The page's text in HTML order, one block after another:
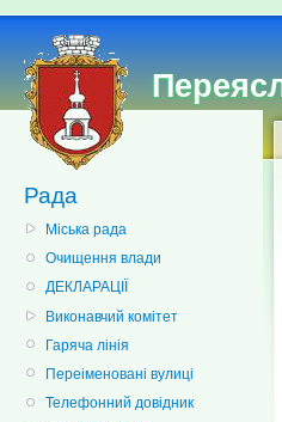
Рада
Міська рада
Очищення влади
ДЕКЛАРАЦІЇ
Виконавчий комітет
Гаряча лінія
Переіменовані вулиці
Телефонний довідник